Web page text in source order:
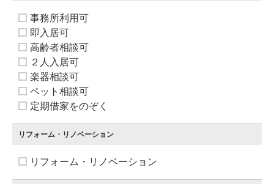
事務所利用可
即入居可
高齢者相談可
２人入居可
楽器相談可
ペット相談可
定期借家をのぞく
リフォーム・リノベーション
リフォーム・リノベーション